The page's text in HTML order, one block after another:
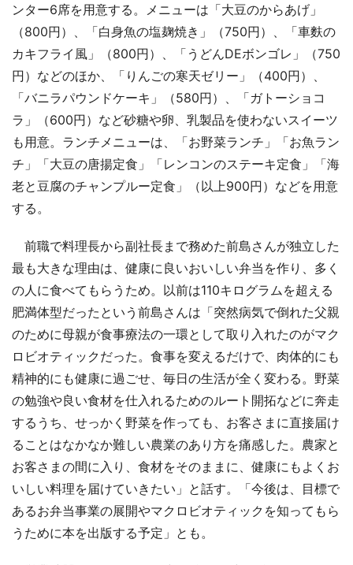
ンター6席を用意する。メニューは「大豆のからあげ」
（800円）、「白身魚の塩麹焼き」（750円）、「車麩の
カキフライ風」（800円）、「うどんDEボンゴレ」（750
円）などのほか、「りんごの寒天ゼリー」（400円）、
「バニラパウンドケーキ」（580円）、「ガトーショコ
ラ」（600円）など砂糖や卵、乳製品を使わないスイーツ
も用意。ランチメニューは、「お野菜ランチ」「お魚ラン
チ」「大豆の唐揚定食」「レンコンのステーキ定食」「海
老と豆腐のチャンプルー定食」（以上900円）などを用意
する。
前職で料理長から副社長まで務めた前島さんが独立した
最も大きな理由は、健康に良いおいしい弁当を作り、多く
の人に食べてもらうため。以前は110キログラムを超える
肥満体型だったという前島さんは「突然病気で倒れた父親
のために母親が食事療法の一環として取り入れたのがマク
ロビオティックだった。食事を変えるだけで、肉体的にも
精神的にも健康に過ごせ、毎日の生活が全く変わる。野菜
の勉強や良い食材を仕入れるためのルート開拓などに奔走
するうち、せっかく野菜を作っても、お客さまに直接届け
ることはなかなか難しい農業のあり方を痛感した。農家と
お客さまの間に入り、食材をそのままに、健康にもよくお
いしい料理を届けていきたい」と話す。「今後は、目標で
あるお弁当事業の展開やマクロビオティックを知ってもら
うために本を出版する予定」とも。